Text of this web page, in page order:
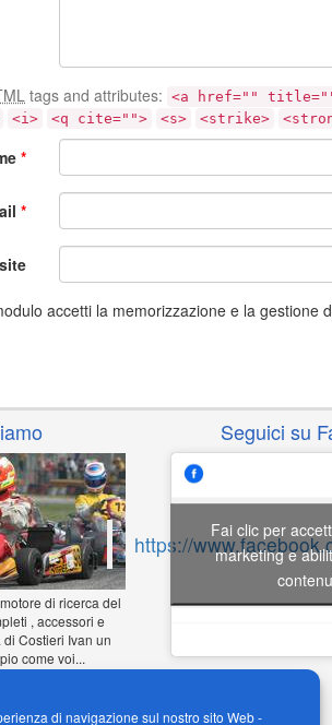
di navigazione sul nostro sito Web -
tags and attributes: <a href=""
<i> <q cite=""> <s> <strike>
*
*
accetti la memorizzazione e la gestione
di ricerca del
, accessori e
Costieri Ivan un
come voi...
Seguici su
https://
Fai clic per
marketing e